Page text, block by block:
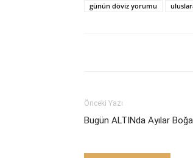
günün döviz yorumu
Önceki Yazı
Bugün ALTINda Ayılar